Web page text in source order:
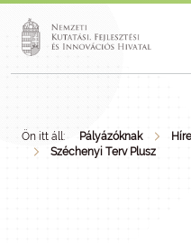
Ön itt áll: Pályázóknak
Széchenyi Terv Plusz